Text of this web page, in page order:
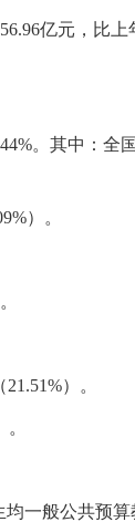
亿元，比上
。其中：全
）。
）。
一般公共预算